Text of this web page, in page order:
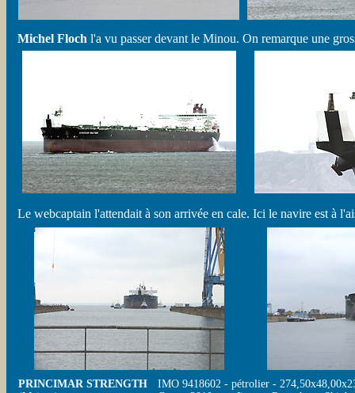
Michel Floch l'a vu passer devant le Minou. On remarque une
Le webcaptain l'attendait à son arrivée en cale. Ici le navire est à
PRINCIMAR STRENGTH
IMO 9418602 - pétrolier -